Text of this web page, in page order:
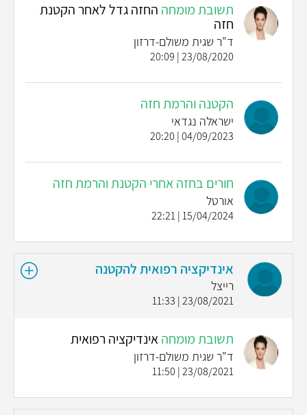
תשובת מומחה החזה גדל לאחר הקטנת
חזה
ד"ר שגית משולם-דרזון
23/08/2020 | 20:09
הקטנה והרמת חזה
ישראלה נגדאי
04/09/2023 | 20:20
חורים בחזה אחרי הקטנת והרמת חזה
אורטל
15/04/2024 | 22:21
אינדיקציה רפואית להקטנה
רייצל
23/08/2021 | 11:33
תשובת מומחהאינדיקציה רפואית
ד"ר שגית משולם-דרזון
23/08/2021 | 11:50